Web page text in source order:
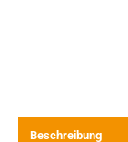
Beschreibung